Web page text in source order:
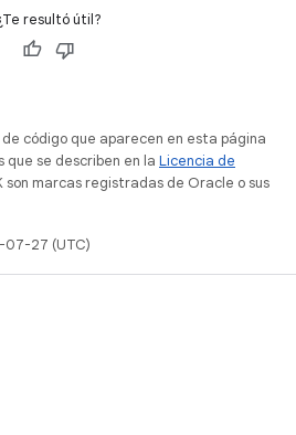
resultó útil?
código que aparecen en esta página
que se describen en la Licencia de
son marcas registradas de Oracle o sus
27 (UTC)